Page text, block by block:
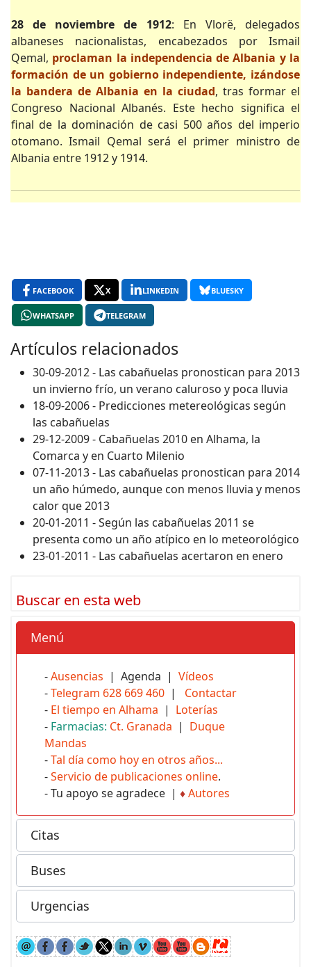
28 de noviembre de 1912: En Vlorë, delegados
albaneses nacionalistas, encabezados por Ismail
Qemal, proclaman la independencia de Albania y la
formación de un gobierno independiente, izándose
la bandera de Albania en la ciudad, tras formar el
Congreso Nacional Albanés. Este hecho significa el
final de la dominación de casi 500 años del imperio
otomano. Ismail Qemal será el primer ministro de
Albania entre 1912 y 1914.
FACEBOOK X LINKEDIN BLUESKY
WHATSAPP TELEGRAM
Artículos relacionados
30-09-2012 - Las cabañuelas pronostican para 2013
un invierno frío, un verano caluroso y poca lluvia
18-09-2006 - Predicciones metereológicas según
las cabañuelas
29-12-2009 - Cabañuelas 2010 en Alhama, la
Comarca y en Cuarto Milenio
07-11-2013 - Las cabañuelas pronostican para 2014
un año húmedo, aunque con menos lluvia y menos
calor que 2013
20-01-2011 - Según las cabañuelas 2011 se
presenta como un año atípico en lo meteorológico
23-01-2011 - Las cabañuelas acertaron en enero
Buscar en esta web
Menú
-Ausencias | Agenda | Vídeos
-Telegram 628 669 460 | Contactar
- El tiempo en Alhama | Loterías
- Farmacias: Ct. Granada | Duque
Mandas
-Tal día como hoy en otros años...
-Servicio de publicaciones online.
- Tu apoyo se agradece | ♦Autores
Citas
Buses
Urgencias